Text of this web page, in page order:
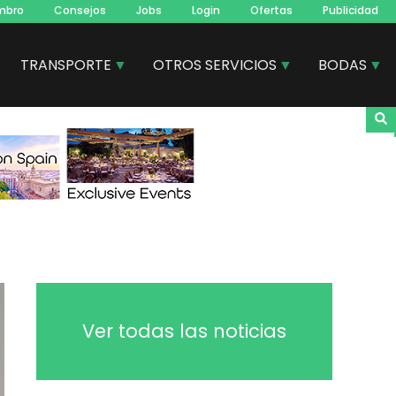
Consejos Jobs Login Ofertas Publicidad
TRANSPORTE OTROS SERVICIOS BODAS
Ver todas las noticias